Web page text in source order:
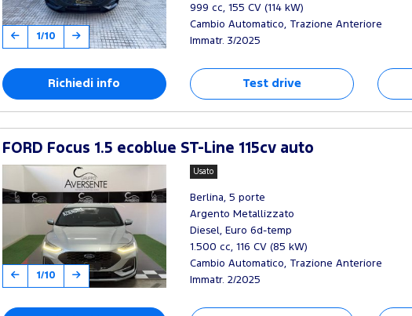
1/10
999 cc, 155 CV (114 kW)
Cambio Automatico, Trazione Anteriore
Immatr. 3/2025
Richiedi info Test drive
FORD Focus 1.5 ecoblue ST-Line 115cv auto
1/10
Usato
Berlina, 5 porte
Argento Metallizzato
Diesel, Euro 6d-temp
1.500 cc, 116 CV (85 kW)
Cambio Automatico, Trazione Anteriore
Immatr. 2/2025